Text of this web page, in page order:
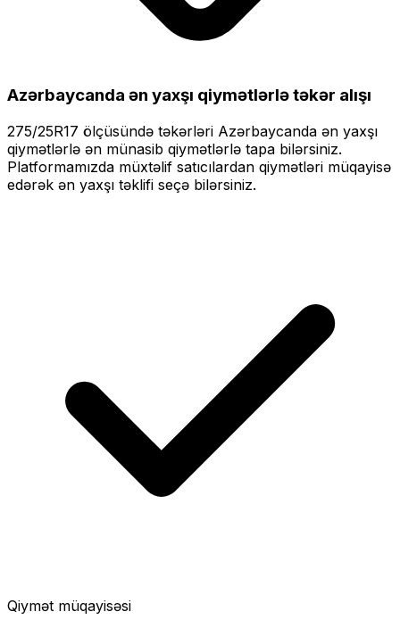
Azərbaycanda ən yaxşı qiymətlərlətəkər alışı
275/25R17 ölçüsündə təkərləri Azərbaycanda ən yaxşı
qiymətlərlə ən münasib qiymətlərlə tapa bilərsiniz.
Platformamızda müxtəlif satıcılardan qiymətləri müqayisə
edərək ən yaxşı təklifi seçə bilərsiniz.
Qiymət müqayisəsi